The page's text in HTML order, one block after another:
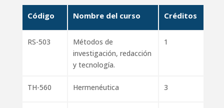
Código Nombre del curso Créditos
RS-503
Métodos de
investigación, redacción
y tecnología.
1
TH-560 Hermenéutica 3